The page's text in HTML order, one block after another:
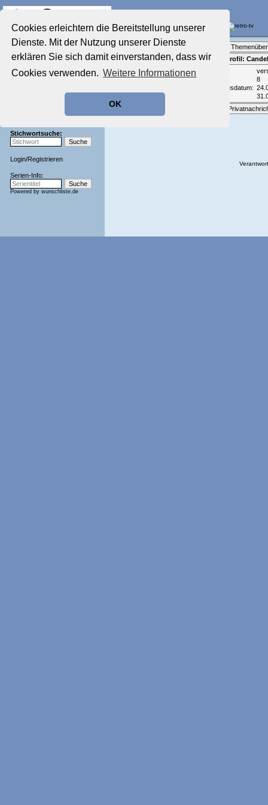
Cookies erleichtern die Bereitstellung unserer
Dienste. Mit der Nutzung unserer Dienste
erklären Sie sich damit einverstanden, dass wir
Cookies verwenden. Weitere Informationen
OK
Startseite
Aktuelles Forum
Film-Forum
Zeichentrick-Forum
Stichwortsuche:
Login/Registrieren
Serien-Info:
Powered by wunschliste.de
Teilnehmerprofil:
Email:
Beiträge:
8
Registrierungsdatum: